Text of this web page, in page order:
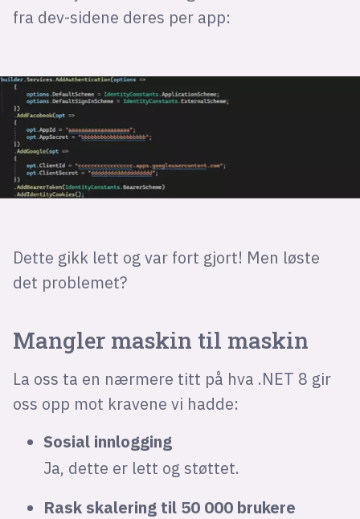
fra dev-sidene deres per app:
Dette gikk lett og var fort gjort! Men løste
det problemet?
Mangler maskin til maskin
La oss ta en nærmere titt på hva .NET 8 gir
oss opp mot kravene vi hadde:
Sosial innlogging
Ja, dette er lett og støttet.
Rask skalering til 50 000 brukere